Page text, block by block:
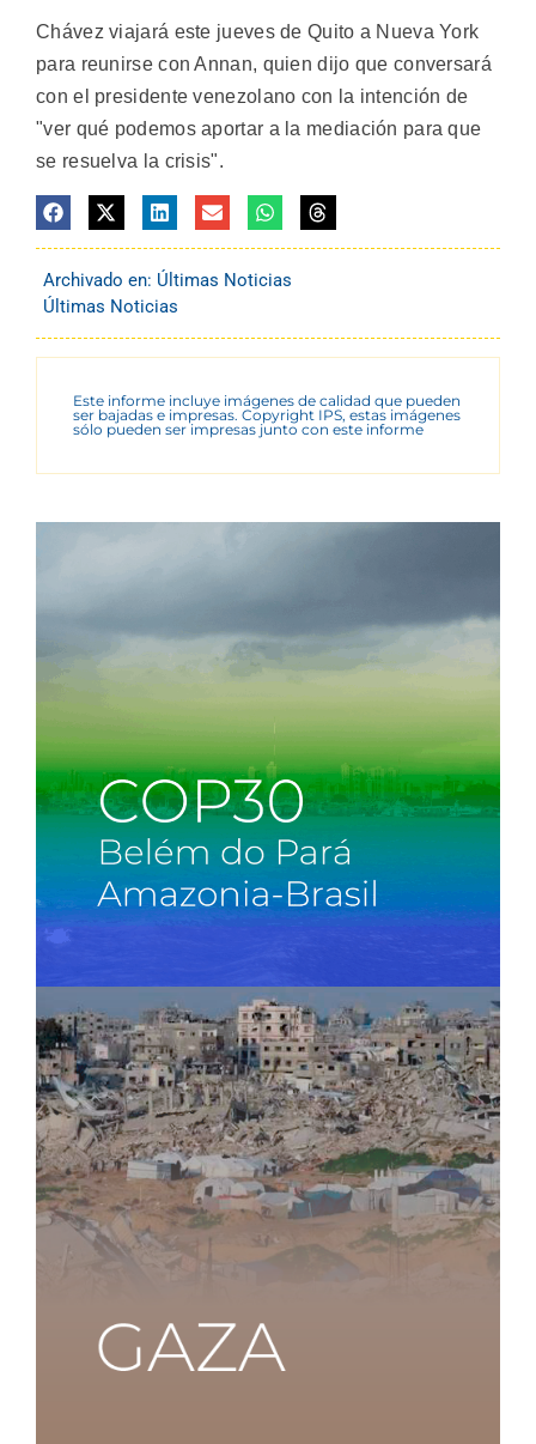
Chávez viajará este jueves de Quito a Nueva York
para reunirse con Annan, quien dijo que conversará
con el presidente venezolano con la intención de
"ver qué podemos aportar a la mediación para que
se resuelva la crisis".
Archivado en: Últimas Noticias
Últimas Noticias
Este informe incluye imágenes de calidad que pueden
ser bajadas e impresas. Copyright IPS, estas imágenes
sólo pueden ser impresas junto con este informe